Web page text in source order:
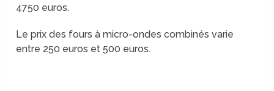
4750 euros.
Le prix des fours à micro-ondes combinés varie
entre 250 euros et 500 euros.